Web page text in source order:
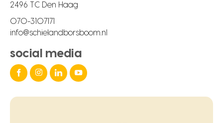
2496 TC Den Haag
070-3107171
info@schielandborsboom.nl
social media